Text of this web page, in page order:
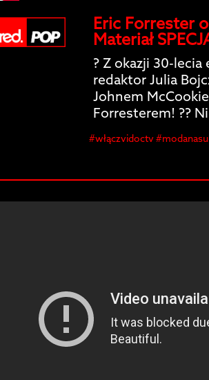
Eric Forrester
Materiał
? Z okazji 30-
redaktor Julia
Johnem
Forresterem! ??️
#włączvidoctv